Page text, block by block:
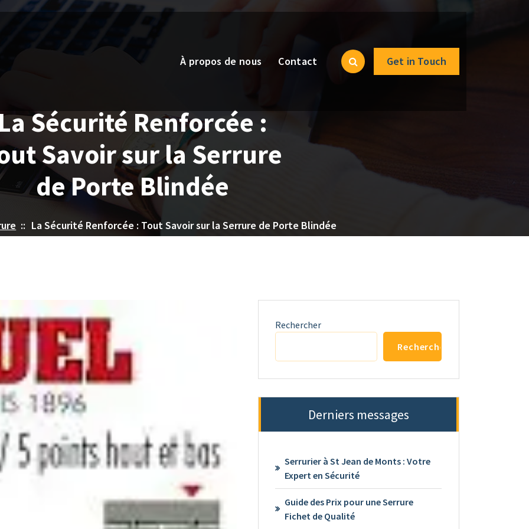
À propos de nous Contact Get in Touch
Sécurité Renforcée :
Savoir sur la Serrure
de Porte Blindée
:: La Sécurité Renforcée : Tout Savoir sur la Serrure de Porte Blindée
Rechercher
Rechercher
Derniers messages
Serrurier à St Jean de Monts : Votre
Expert en Sécurité
Guide des Prix pour une Serrure
Fichet de Qualité